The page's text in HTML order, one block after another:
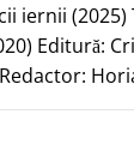
iernii (2025)
Editură: